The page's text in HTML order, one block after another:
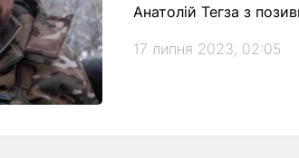
Анатолій Тегза з
17 липня 2023, 02:05